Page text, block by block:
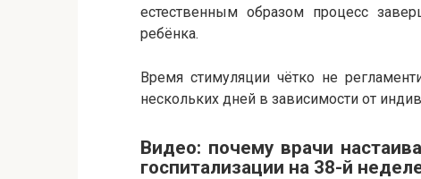
естественным образом процесс
ребёнка.
Время стимуляции чётко не
нескольких дней в зависимости от
Видео: почему врачи
госпитализации на 38-й